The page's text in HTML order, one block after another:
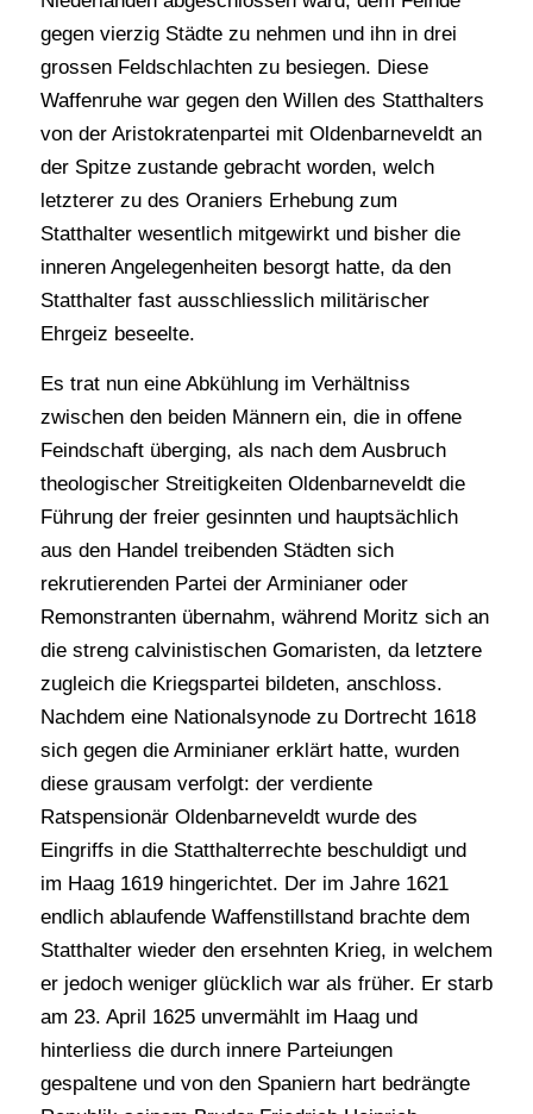
gegen vierzig Städte zu nehmen und ihn in drei
grossen Feldschlachten zu besiegen. Diese
Waffenruhe war gegen den Willen des Statthalters
von der Aristokratenpartei mit Oldenbarneveldt an
der Spitze zustande gebracht worden, welch
letzterer zu des Oraniers Erhebung zum
Statthalter wesentlich mitgewirkt und bisher die
inneren Angelegenheiten besorgt hatte, da den
Statthalter fast ausschliesslich militärischer
Ehrgeiz beseelte.
Es trat nun eine Abkühlung im Verhältniss
zwischen den beiden Männern ein, die in offene
Feindschaft überging, als nach dem Ausbruch
theologischer Streitigkeiten Oldenbarneveldt die
Führung der freier gesinnten und hauptsächlich
aus den Handel treibenden Städten sich
rekrutierenden Partei der Arminianer oder
Remonstranten übernahm, während Moritz sich an
die streng calvinistischen Gomaristen, da letztere
zugleich die Kriegspartei bildeten, anschloss.
Nachdem eine Nationalsynode zu Dortrecht 1618
sich gegen die Arminianer erklärt hatte, wurden
diese grausam verfolgt: der verdiente
Ratspensionär Oldenbarneveldt wurde des
Eingriffs in die Statthalterrechte beschuldigt und
im Haag 1619 hingerichtet. Der im Jahre 1621
endlich ablaufende Waffenstillstand brachte dem
Statthalter wieder den ersehnten Krieg, in welchem
er jedoch weniger glücklich war als früher. Er starb
am 23. April 1625 unvermählt im Haag und
hinterliess die durch innere Parteiungen
gespaltene und von den Spaniern hart bedrängte